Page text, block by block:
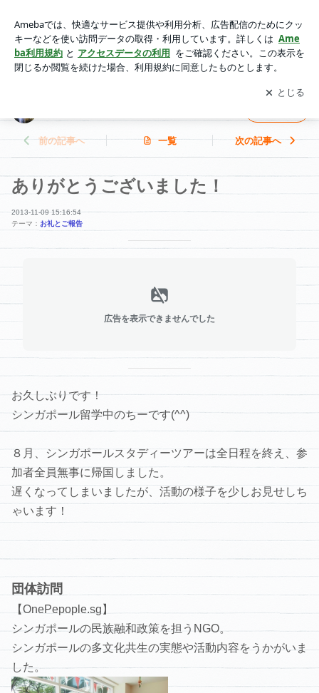
ブログ
アプリをダウンロードして ブログの更新通知
を受け取りまし
ょう。
開く
前の記事へ 一覧 次の記事へ
ありがとうございました！
2013-11-09 15:16:54
テーマ： お礼とご報告
広告を表示できませんでした
お久しぶりです！
シンガポール留学中のちーです(^^)
８月、シンガポールスタディーツアーは全日程を終え、参
加者全員無事に帰国しました。
遅くなってしまいましたが、活動の様子を少しお見せしち
ゃいます！
団体訪問
【OnePepople.sg】
シンガポールの民族融和政策を担うNGO。
シンガポールの多文化共生の実態や活動内容をうかがいま
した。